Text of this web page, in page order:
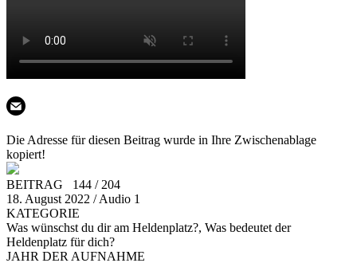
Die Adresse für diesen Beitrag wurde in Ihre Zwischenablage
kopiert!
BEITRAG 144 / 204
18. August 2022 / Audio 1
KATEGORIE
Was wünschst du dir am Heldenplatz?, Was bedeutet der
Heldenplatz für dich?
JAHR DER AUFNAHME